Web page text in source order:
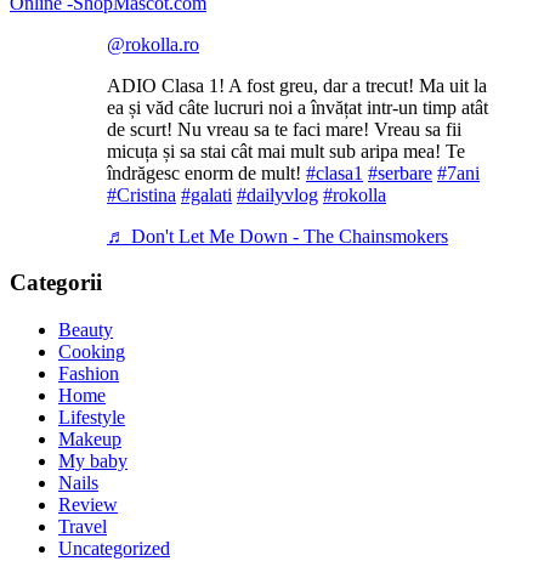
@rokolla.ro
ADIO Clasa 1! A fost greu, dar a trecut! Ma uit la
ea și văd câte lucruri noi a învățat intr-un timp atât
de scurt! Nu vreau sa te faci mare! Vreau sa fii
micuța și sa stai cât mai mult sub aripa mea! Te
îndrăgesc enorm de mult! #clasa1 #serbare #7ani
#Cristina #galati #dailyvlog #rokolla
♬ Don't Let Me Down - The Chainsmokers
Categorii
Beauty
Cooking
Fashion
Home
Lifestyle
Makeup
My baby
Nails
Review
Travel
Uncategorized